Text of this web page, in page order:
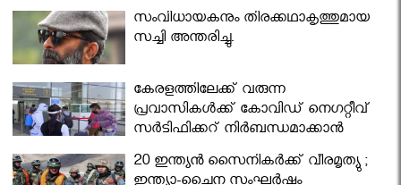
സംവിധായകനും തിരക്കഥാകൃത്തുമായ
സച്ചി അന്തരിച്ചു.
കേരളത്തിലേക്ക് വരുന്ന
പ്രവാസികള്‍ക്ക് കോവിഡ് നെഗറ്റീവ്
സര്‍ട്ടിഫിക്കറ്റ് നിർബന്ധമാക്കാൻ
മന്ത്രിസഭ
20 ഇന്ത്യൻ സൈനികർക്ക് വീരമൃത്യു ;